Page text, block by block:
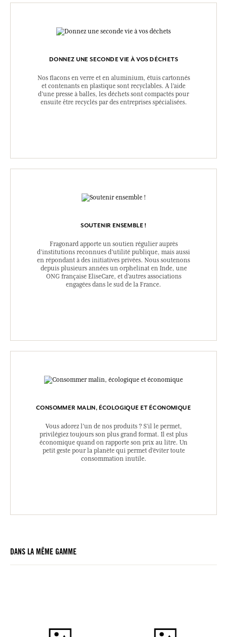
DONNEZ UNE SECONDE VIE À VOS DÉCHETS
Nos flacons en verre et en aluminium, étuis cartonnés
et contenants en plastique sont recyclables. A l’aide
d’une presse à balles, les déchets sont compactés pour
ensuite être recyclés par des entreprises spécialisées.
SOUTENIR ENSEMBLE !
Fragonard apporte un soutien régulier auprès
d’institutions reconnues d’utilité publique, mais aussi
en répondant à des initiatives privées. Nous soutenons
depuis plusieurs années un orphelinat en Inde, une
ONG française EliseCare, et d’autres associations
engagées dans le sud de la France.
CONSOMMER MALIN, ÉCOLOGIQUE ET ÉCONOMIQUE
Vous adorez l’un de nos produits ? S’il le permet,
privilégiez toujours son plus grand format. Il est plus
économique quand on rapporte son prix au litre. Un
petit geste pour la planète qui permet d’éviter toute
consommation inutile.
DANS LA MÊME GAMME